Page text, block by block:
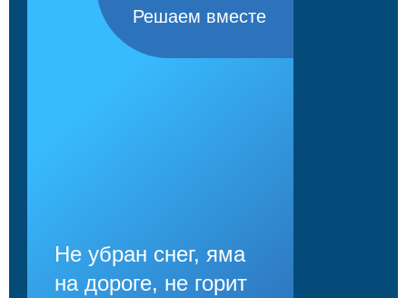
Решаем вместе
Не убран снег, яма
на дороге, не горит